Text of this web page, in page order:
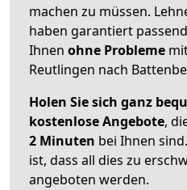
machen zu müssen.
haben garantiert
Ihnen ohne Probleme
Reutlingen nach
Holen Sie sich ganz
kostenlose Angebote,
2 Minuten bei Ihnen
ist, dass all dies zu
angeboten werden.